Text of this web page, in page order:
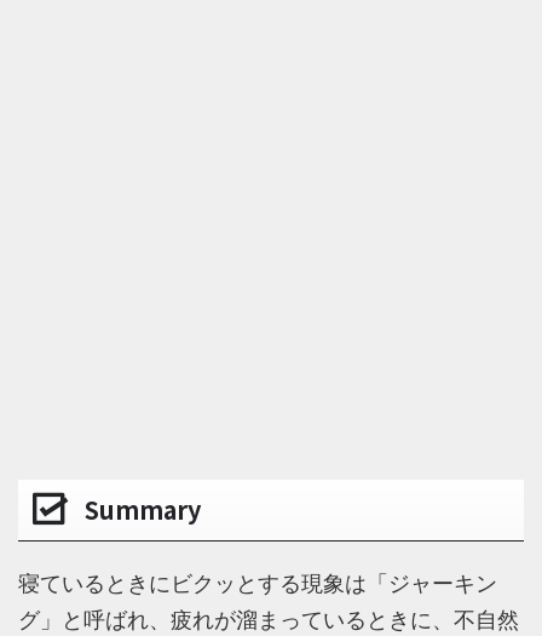
Summary
寝ているときにビクッとする現象は「ジャーキン
グ」と呼ばれ、疲れが溜まっているときに、不自然